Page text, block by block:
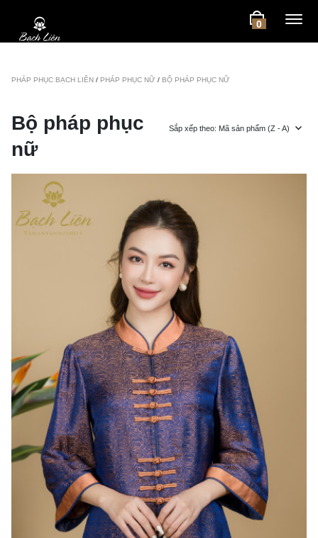
0
PHÁP PHỤC BẠCH LIÊN / PHÁP PHỤC NỮ / BỘ PHÁP PHỤC NỮ
Sắp xếp theo: Mã sản phẩm (Z - A)
Bộ pháp phục
nữ